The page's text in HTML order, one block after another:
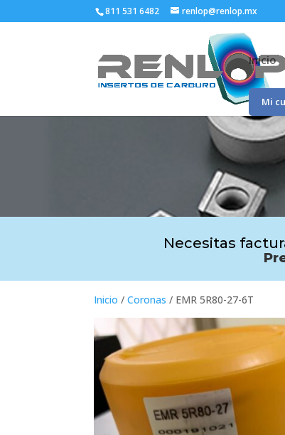
811 531 6482 renlop@renlop.mx
Inicio
Mi
Necesitas
Inicio / Coronas / EMR 5R80-27-6T